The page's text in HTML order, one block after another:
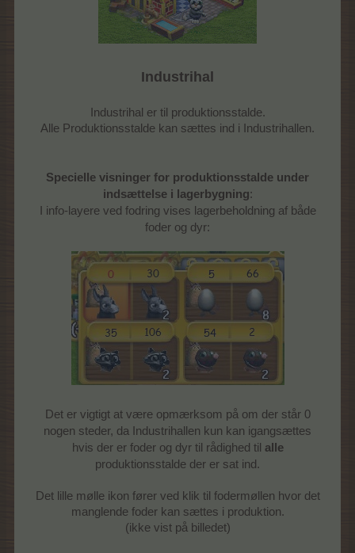
Industrihal
Industrihal er til produktionsstalde.
Alle Produktionsstalde kan sættes ind i Industrihallen.
Specielle visninger for produktionsstalde under
indsættelse i lagerbygning:
I info-layere ved fodring vises lagerbeholdning af både
foder og dyr:
Det er vigtigt at være opmærksom på om der står 0
nogen steder, da Industrihallen kun kan igangsættes
hvis der er foder og dyr til rådighed til alle
produktionsstalde der er sat ind.
Det lille mølle ikon fører ved klik til fodermøllen hvor det
manglende foder kan sættes i produktion.
(ikke vist på billedet)